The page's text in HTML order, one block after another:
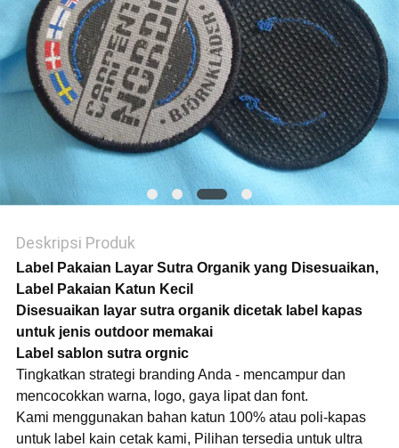
KEBIJAKAN
PRIVASI
Deskripsi Produk
Label Pakaian Layar Sutra Organik yang Disesuaikan,
Label Pakaian Katun Kecil
Disesuaikan layar sutra organik dicetak label kapas
untuk jenis outdoor memakai
Label sablon sutra orgnic
Tingkatkan strategi branding Anda - mencampur dan
mencocokkan warna, logo, gaya lipat dan font.
Kami menggunakan bahan katun 100% atau poli-kapas
untuk label kain cetak kami, Pilihan tersedia untuk ultra